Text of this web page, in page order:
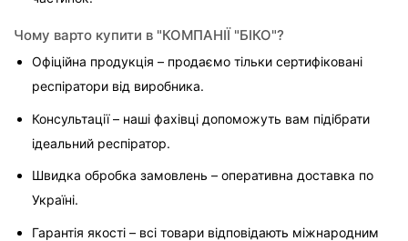
Чому варто купити в "КОМПАНІЇ "БІКО"?
Офіційна продукція – продаємо тільки сертифіковані
респіратори від виробника.
Консультації – наші фахівці допоможуть вам підібрати
ідеальний респіратор.
Швидка обробка замовлень – оперативна доставка по
Україні.
Гарантія якості – всі товари відповідають міжнародним